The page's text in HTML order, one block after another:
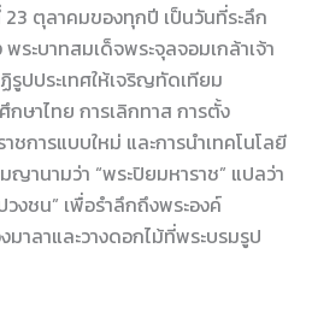
ตุลาคมของทุกปี เป็นวันที่ระลึก
ะบาทสมเด็จพระจุลจอมเกล้าเจ้า
ปประเทศให้เจริญทัดเทียม
กษาไทย การเลิกทาส การตั้ง
ชการแบบใหม่ และการนำเทคโนโลยี
ญานามว่า “พระปิยมหาราช” แปลว่า
งชน” เพื่อรำลึกถึงพระองค์
าลาและวางดอกไม้ที่พระบรมรูป